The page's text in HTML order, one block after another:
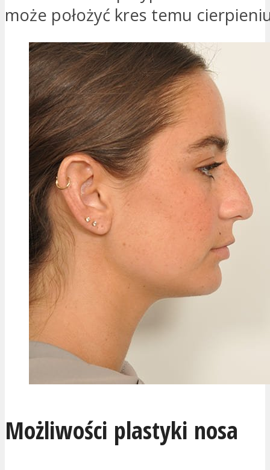
może położyć kres temu
Możliwości plastyki nosa